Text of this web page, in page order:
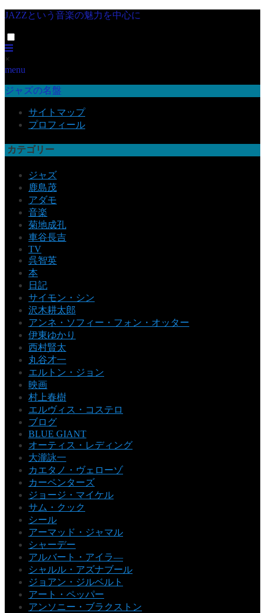
JAZZという音楽の魅力を中心に
×
menu
ジャズの名盤
サイトマップ
プロフィール
カテゴリー
ジャズ
鹿島茂
アダモ
音楽
菊地成孔
車谷長吉
TV
呉智英
本
日記
サイモン・シン
沢木耕太郎
アンネ・ソフィー・フォン・オッター
伊東ゆかり
西村賢太
丸谷才一
エルトン・ジョン
映画
村上春樹
エルヴィス・コステロ
ブログ
BLUE GIANT
オーティス・レディング
大瀧詠一
カエタノ・ヴェローゾ
カーペンターズ
ジョージ・マイケル
サム・クック
シール
アーマッド・ジャマル
シャーデー
アルバート・アイラ―
シャルル・アズナブール
ジョアン・ジルベルト
アート・ペッパー
アンソニー・ブラクストン